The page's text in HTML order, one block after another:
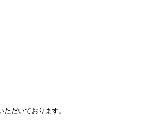
だいております。